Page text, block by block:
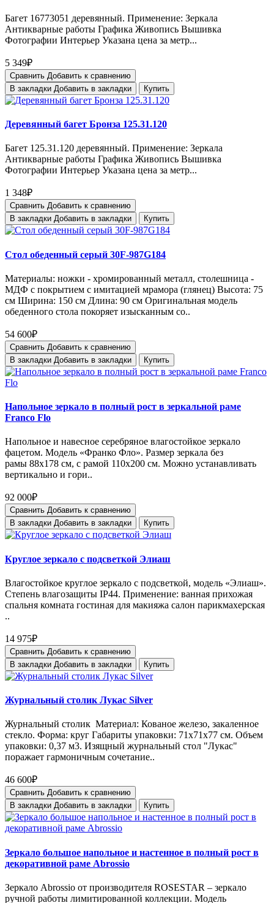
Багет 16773051 деревянный. Применение: Зеркала
Антикварные работы Графика Живопись Вышивка
Фотографии Интерьер Указана цена за метр...
5 349₽
Сравнить Добавить к сравнению
В закладки Добавить в закладки Купить
Деревянный багет Бронза 125.31.120
Багет 125.31.120 деревянный. Применение: Зеркала
Антикварные работы Графика Живопись Вышивка
Фотографии Интерьер Указана цена за метр...
1 348₽
Сравнить Добавить к сравнению
В закладки Добавить в закладки Купить
Стол обеденный серый 30F-987G184
Материалы: ножки - хромированный металл, столешница -
МДФ с покрытием с имитацией мрамора (глянец) Высота: 75
см Ширина: 150 см Длина: 90 см Оригинальная модель
обеденного стола покоряет изысканным со..
54 600₽
Сравнить Добавить к сравнению
В закладки Добавить в закладки Купить
Напольное зеркало в полный рост в зеркальной раме
Franco Flo
Напольное и навесное серебряное влагостойкое зеркало
фацетом. Модель «Франко Фло». Размер зеркала без
рамы 88x178 см, с рамой 110х200 см. Можно устанавливать
вертикально и гори..
92 000₽
Сравнить Добавить к сравнению
В закладки Добавить в закладки Купить
Круглое зеркало с подсветкой Элиаш
Влагостойкое круглое зеркало с подсветкой, модель «Элиаш».
Степень влагозащиты IP44. Применение: ванная прихожая
спальня комната гостиная для макияжа салон парикмахерская
..
14 975₽
Сравнить Добавить к сравнению
В закладки Добавить в закладки Купить
Журнальный столик Лукас Silver
Журнальный столик Материал: Кованое железо, закаленное
стекло. Форма: круг Габариты упаковки: 71х71х77 см. Объем
упаковки: 0,37 м3. Изящный журнальный стол "Лукас"
поражает гармоничным сочетание..
46 600₽
Сравнить Добавить к сравнению
В закладки Добавить в закладки Купить
Зеркало большое напольное и настенное в полный рост в
декоративной раме Abrossio
Зеркало Abrossio от производителя ROSESTAR – зеркало
ручной работы лимитированной коллекции. Модель